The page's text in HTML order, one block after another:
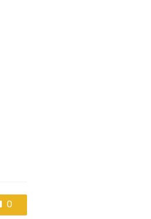
0